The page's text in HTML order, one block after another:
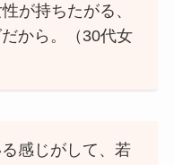
が持ちたがる、
から。（30代女
感じがして、若